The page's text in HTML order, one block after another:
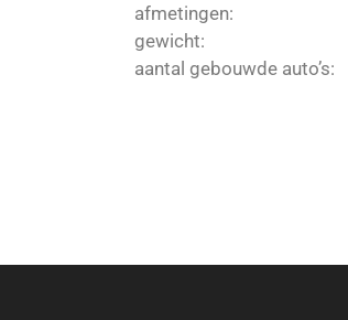
afmetingen:
gewicht:
aantal gebouwde auto’s: